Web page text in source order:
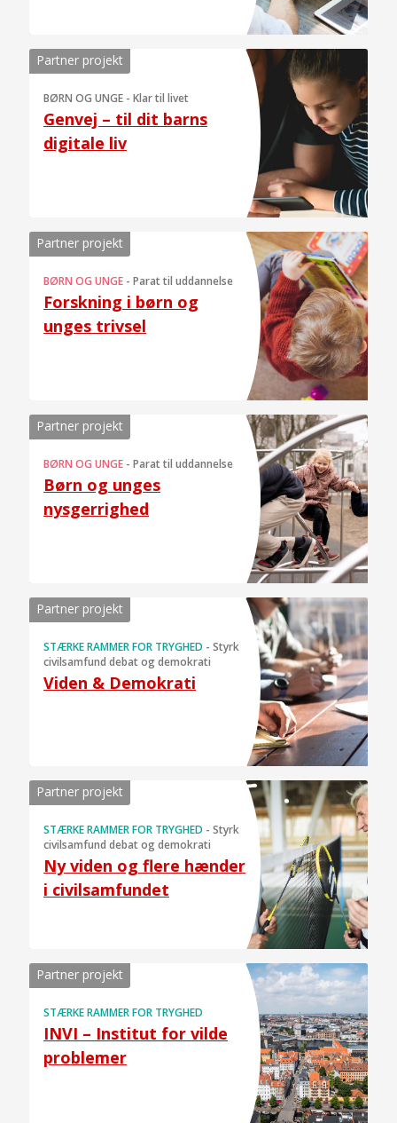
Partner projekt
BØRN OG UNGE - Klar til livet
Genvej – til dit barns
digitale liv
Partner projekt
BØRN OG UNGE - Parat til uddannelse
Forskning i børn og
unges trivsel
Partner projekt
BØRN OG UNGE - Parat til uddannelse
Børn og unges
nysgerrighed
Partner projekt
STÆRKE RAMMER FOR TRYGHED - Styrk
civilsamfund debat og demokrati
Viden & Demokrati
Partner projekt
STÆRKE RAMMER FOR TRYGHED - Styrk
civilsamfund debat og demokrati
Ny viden og flere hænder
i civilsamfundet
Partner projekt
STÆRKE RAMMER FOR TRYGHED
INVI – Institut for vilde
problemer